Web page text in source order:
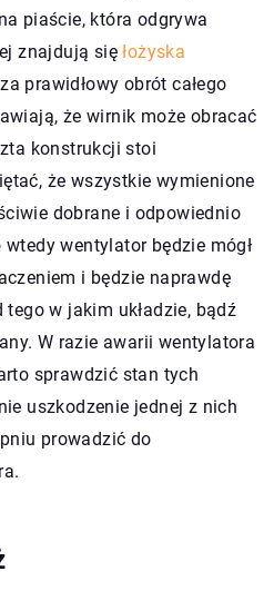
piaście, która odgrywa
znajdują sięłożyska
prawidłowy obrót całego
że wirnik może obracać
konstrukcji stoi
że wszystkie wymienione
dobrane i odpowiednio
wtedy wentylator będzie mógł
i będzie naprawdę
w jakim układzie, bądź
W razie awarii wentylatora
sprawdzić stan tych
uszkodzenie jednej z nich
prowadzić do